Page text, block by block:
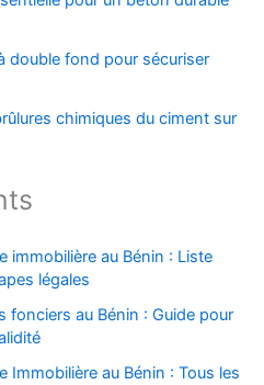
double fond pour sécuriser
chimiques du ciment sur
immobilière au Bénin : Liste
légales
fonciers au Bénin : Guide pour
Immobilière au Bénin : Tous les